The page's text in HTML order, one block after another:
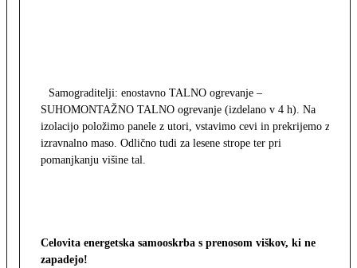
Samograditelji: enostavno TALNO ogrevanje –
SUHOMONTAŽNO TALNO ogrevanje (izdelano v 4 h). Na
izolacijo položimo panele z utori, vstavimo cevi in prekrijemo z
izravnalno maso. Odlično tudi za lesene strope ter pri
pomanjkanju višine tal.
Celovita energetska samooskrba s prenosom viškov, ki ne
zapadejo!